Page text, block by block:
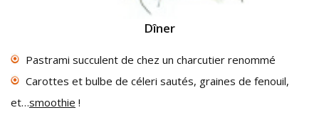
Dîner
Pastrami succulent de chez un charcutier renommé
Carottes et bulbe de céleri sautés, graines de fenouil,
et…smoothie !